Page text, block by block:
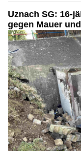
Uznach SG: 16-
gegen Mauer